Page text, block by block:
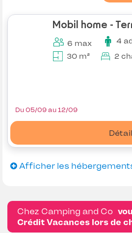
Mobil home -
6 max 4
30 m²
2
Du 05/09 au 12/09
Afficher les
Chez Camping and Co
Crédit Vacances lors de